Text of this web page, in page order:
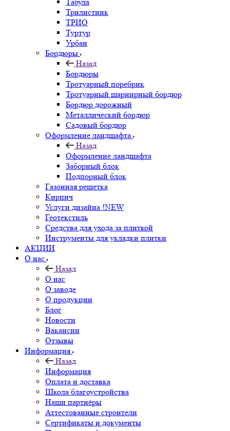
Трилистник
ТРИО
Туртур
Урбан
Бордюры
Назад
Бордюры
Тротуарный поребрик
Тротуарный шарнирный бордюр
Бордюр дорожный
Металлический бордюр
Садовый бордюр
Оформление ландшафта
Назад
Оформление ландшафта
Заборный блок
Подпорный блок
Газонная решетка
Кирпич
Услуги дизайна !NEW
Геотекстиль
Средства для ухода за плиткой
Инструменты для укладки плитки
АКЦИИ
О нас
Назад
О нас
О заводе
О продукции
Блог
Новости
Вакансии
Отзывы
Информация
Назад
Информация
Оплата и доставка
Школа благоустройства
Наши партнёры
Аттестованные строители
Сертификаты и документы